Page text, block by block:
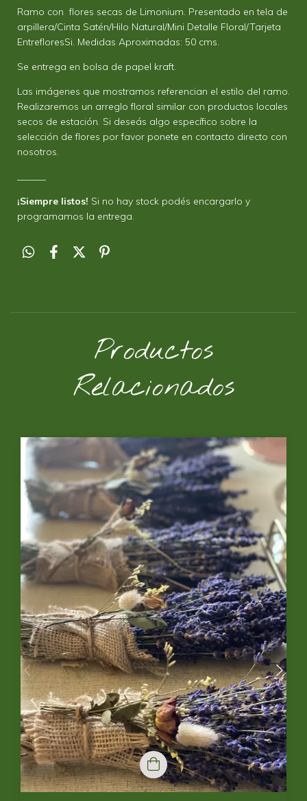
Ramo con flores secas de Limonium. Presentado en tela de
arpillera/Cinta Satén/Hilo Natural/Mini Detalle Floral/Tarjeta
EntrefloresSi. Medidas Aproximadas: 50 cms.
Se entrega en bolsa de papel kraft.
Las imágenes que mostramos referencian el estilo del ramo.
Realizaremos un arreglo floral similar con productos locales
secos de estación. Si deseás algo específico sobre la
selección de flores por favor ponete en contacto directo con
nosotros.
¡Siempre listos! Si no hay stock podés encargarlo y
programamos la entrega.
Productos
Relacionados